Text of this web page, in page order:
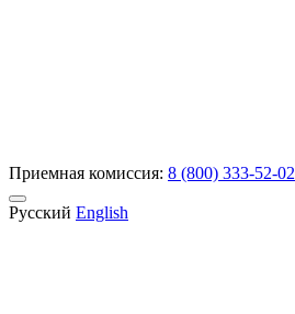
Приемная комиссия: 8 (800) 333-52-02
Русский English